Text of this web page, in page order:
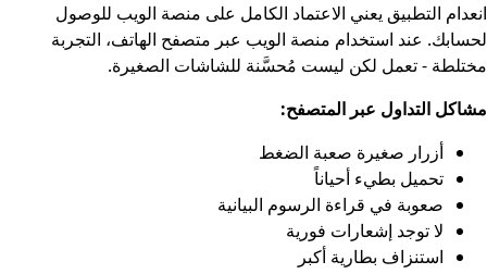
انعدام التطبيق يعني الاعتماد الكامل على منصة الويب للوصول
لحسابك. عند استخدام منصة الويب عبر متصفح الهاتف، التجربة
مختلطة - تعمل لكن ليست مُحسَّنة للشاشات الصغيرة.
مشاكل التداول عبر المتصفح:
أزرار صغيرة صعبة الضغط
تحميل بطيء أحياناً
صعوبة في قراءة الرسوم البيانية
لا توجد إشعارات فورية
استنزاف بطارية أكبر